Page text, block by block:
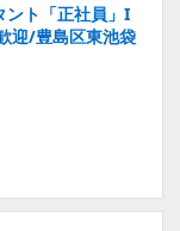
ント「正社員」I
迎/豊島区東池袋